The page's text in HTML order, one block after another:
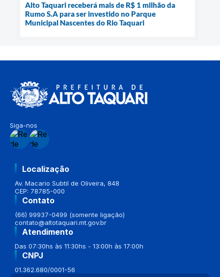
Alto Taquari receberá mais de R$ 1 milhão da
Rumo S.A para ser investido no Parque
Municipal Nascentes do Rio Taquari
Siga-nos
Localização
Av. Macario Subtil de Oliveira, 848
CEP: 78785-000
Contato
(66) 99937-0499 (somente ligação)
contato@altotaquari.mt.gov.br
Atendimento
Das 07:30hs às 11:30hs - 13:00h às 17:00h
CNPJ
01.362.680/0001-56